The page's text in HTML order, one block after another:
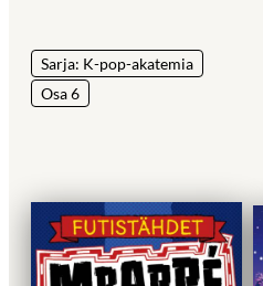
Sarja: K-pop-akatemia
Osa 6